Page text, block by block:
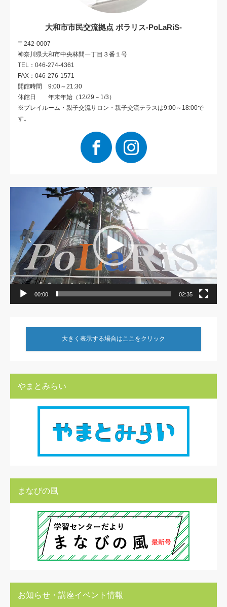
大和市市民交流拠点 ポラリス-PoLaRiS-
〒242-0007
神奈川県大和市中央林間一丁目３番１号
TEL：046-274-4361
FAX：046-276-1571
開館時間 9:00～21:30
休館日 年末年始（12/29－1/3）
※プレイルーム・親子交流サロン・親子交流テラスは9:00～18:00で
す。
Facebook
00:00 02:35
大きく表示する場合はここをクリック
やまとみらい
まなびの風
お知らせ・講座イベント情報